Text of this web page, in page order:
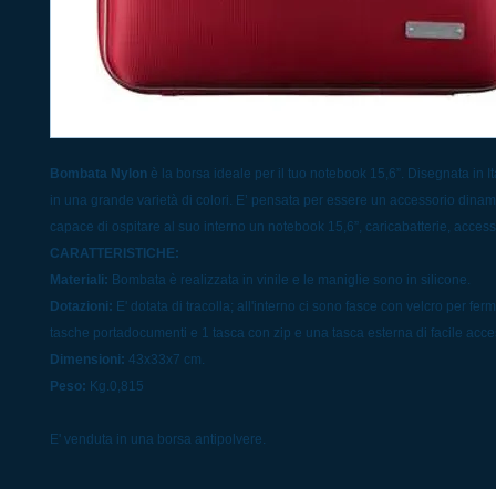
Bombata Nylon è la borsa ideale per il tuo notebook 15,6”. Disegnata in
in una grande varietà di colori. E’ pensata per essere un accessorio
capace di ospitare al suo interno un notebook 15,6”, caricabatterie,
CARATTERISTICHE:
Materiali: Bombata è realizzata in vinile e le maniglie sono in silicone.
Dotazioni: E' dotata di tracolla; all'interno ci sono fasce con velcro per
tasche portadocumenti e 1 tasca con zip e una tasca esterna di facile
Dimensioni: 43x33x7 cm.
Peso: Kg.0,815
E' venduta in una borsa antipolvere.